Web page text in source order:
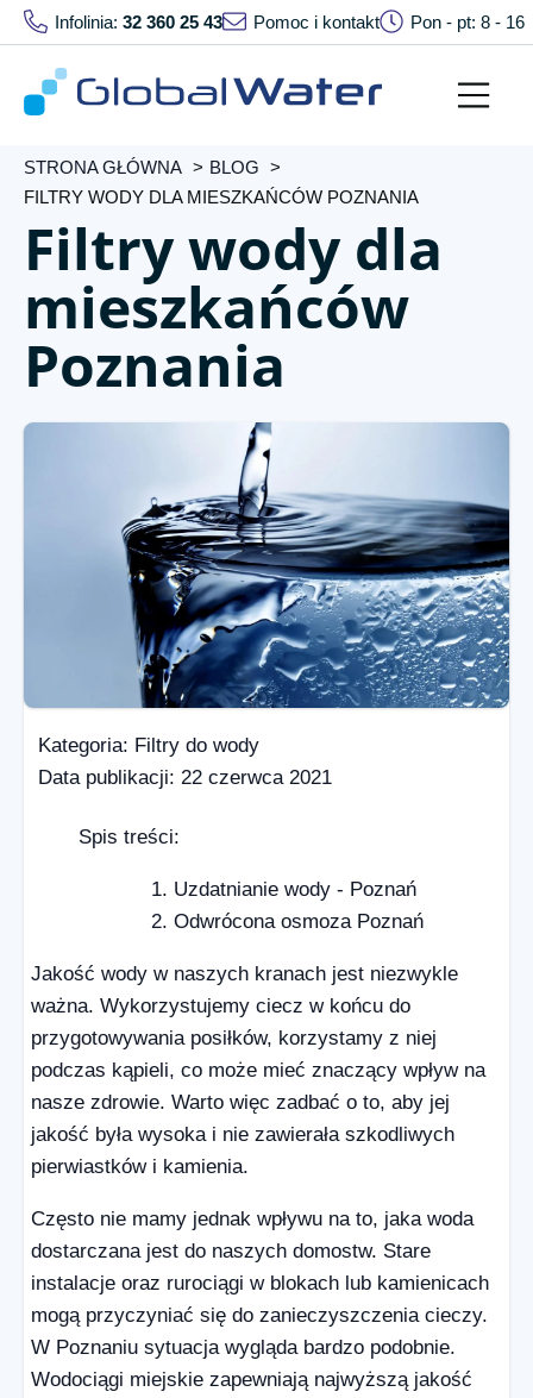
Infolinia: 32 360 25 43 Pomoc i kontakt Pon - pt: 8 - 16
STRONA GŁÓWNA
BLOG
FILTRY WODY DLA MIESZKAŃCÓW POZNANIA
Filtry wody dla
mieszkańców
Poznania
Kategoria: Filtry do wody
Data publikacji: 22 czerwca 2021
Spis treści:
Uzdatnianie wody - Poznań
Odwrócona osmoza Poznań
Jakość wody w naszych kranach jest niezwykle
ważna. Wykorzystujemy ciecz w końcu do
przygotowywania posiłków, korzystamy z niej
podczas kąpieli, co może mieć znaczący wpływ na
nasze zdrowie. Warto więc zadbać o to, aby jej
jakość była wysoka i nie zawierała szkodliwych
pierwiastków i kamienia.
Często nie mamy jednak wpływu na to, jaka woda
dostarczana jest do naszych domostw. Stare
instalacje oraz rurociągi w blokach lub kamienicach
mogą przyczyniać się do zanieczyszczenia cieczy.
W Poznaniu sytuacja wygląda bardzo podobnie.
Wodociągi miejskie zapewniają najwyższą jakość